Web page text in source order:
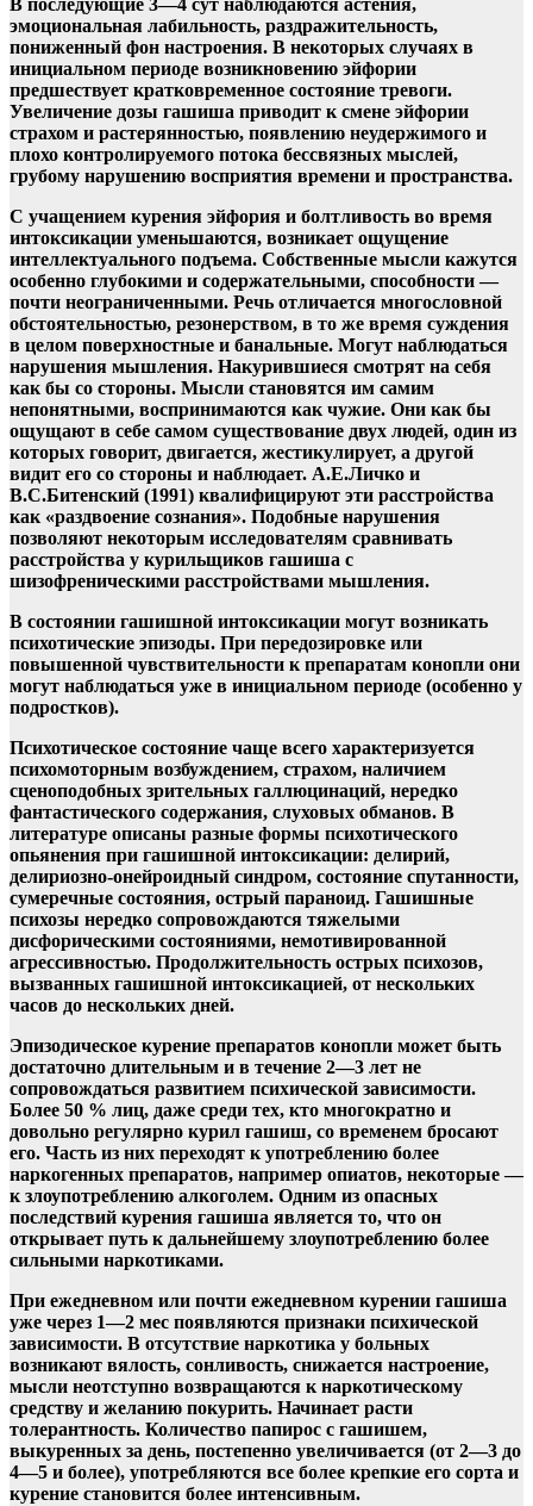
В последующие 3—4 сут наблюдаются астения,
эмоциональная лабильность, раздражительность,
пониженный фон настроения. В некоторых случаях в
инициальном периоде возникновению эйфории
предшествует кратковременное состояние тревоги.
Увеличение дозы гашиша приводит к смене эйфории
страхом и растерянностью, появлению неудержимого и
плохо контролируемого потока бессвязных мыслей,
грубому нарушению восприятия времени и пространства.
С учащением курения эйфория и болтливость во время
интоксикации уменьшаются, возникает ощущение
интеллектуального подъема. Собственные мысли кажутся
особенно глубокими и содержательными, способности —
почти неограниченными. Речь отличается многословной
обстоятельностью, резонерством, в то же время суждения
в целом поверхностные и банальные. Могут наблюдаться
нарушения мышления. Накурившиеся смотрят на себя
как бы со стороны. Мысли становятся им самим
непонятными, воспринимаются как чужие. Они как бы
ощущают в себе самом существование двух людей, один из
которых говорит, двигается, жестикулирует, а другой
видит его со стороны и наблюдает. А.Е.Личко и
В.С.Битенский (1991) квалифицируют эти расстройства
как «раздвоение сознания». Подобные нарушения
позволяют некоторым исследователям сравнивать
расстройства у курильщиков гашиша с
шизофреническими расстройствами мышления.
В состоянии гашишной интоксикации могут возникать
психотические эпизоды. При передозировке или
повышенной чувствительности к препаратам конопли они
могут наблюдаться уже в инициальном периоде (особенно у
подростков).
Психотическое состояние чаще всего характеризуется
психомоторным возбуждением, страхом, наличием
сценоподобных зрительных галлюцинаций, нередко
фантастического содержания, слуховых обманов. В
литературе описаны разные формы психотического
опьянения при гашишной интоксикации: делирий,
делириозно-онейроидный синдром, состояние спутанности,
сумеречные состояния, острый параноид. Гашишные
психозы нередко сопровождаются тяжелыми
дисфорическими состояниями, немотивированной
агрессивностью. Продолжительность острых психозов,
вызванных гашишной интоксикацией, от нескольких
часов до нескольких дней.
Эпизодическое курение препаратов конопли может быть
достаточно длительным и в течение 2—3 лет не
сопровождаться развитием психической зависимости.
Более 50 % лиц, даже среди тех, кто многократно и
довольно регулярно курил гашиш, со временем бросают
его. Часть из них переходят к употреблению более
наркогенных препаратов, например опиатов, некоторые —
к злоупотреблению алкоголем. Одним из опасных
последствий курения гашиша является то, что он
открывает путь к дальнейшему злоупотреблению более
сильными наркотиками.
При ежедневном или почти ежедневном курении гашиша
уже через 1—2 мес появляются признаки психической
зависимости. В отсутствие наркотика у больных
возникают вялость, сонливость, снижается настроение,
мысли неотступно возвращаются к наркотическому
средству и желанию покурить. Начинает расти
толерантность. Количество папирос с гашишем,
выкуренных за день, постепенно увеличивается (от 2—3 до
4—5 и более), употребляются все более крепкие его сорта и
курение становится более интенсивным.